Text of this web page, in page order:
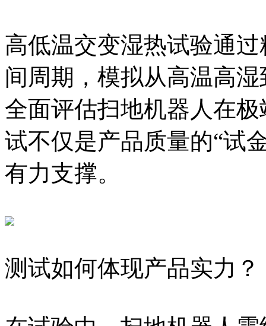
高低温交变湿热试验通
间周期，模拟从高温高
全面评估扫地机器人在
试不仅是产品质量的“试
有力支撑。
测试如何体现产品实力？